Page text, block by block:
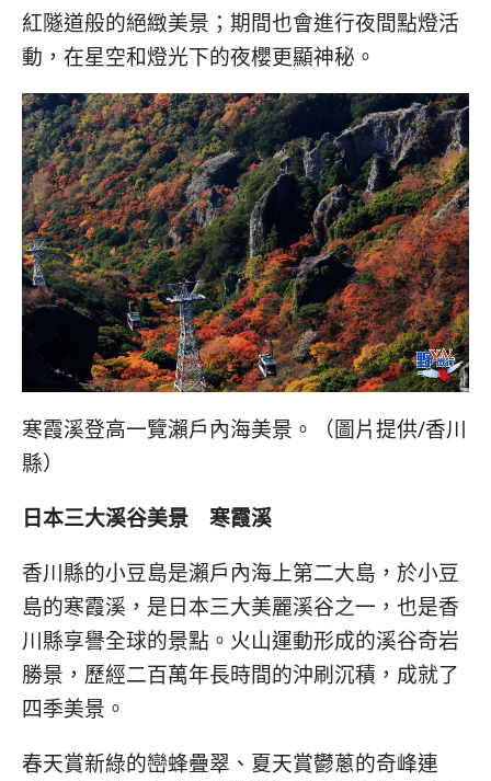
紅隧道般的絕緻美景；期間也會進行夜間點燈活
動，在星空和燈光下的夜櫻更顯神秘。
寒霞溪登高一覽瀨戶內海美景。（圖片提供/香川
縣）
日本三大溪谷美景 寒霞溪
香川縣的小豆島是瀨戶內海上第二大島，於小豆
島的寒霞溪，是日本三大美麗溪谷之一，也是香
川縣享譽全球的景點。火山運動形成的溪谷奇岩
勝景，歷經二百萬年長時間的沖刷沉積，成就了
四季美景。
春天賞新綠的巒蜂疊翠、夏天賞鬱蔥的奇峰連